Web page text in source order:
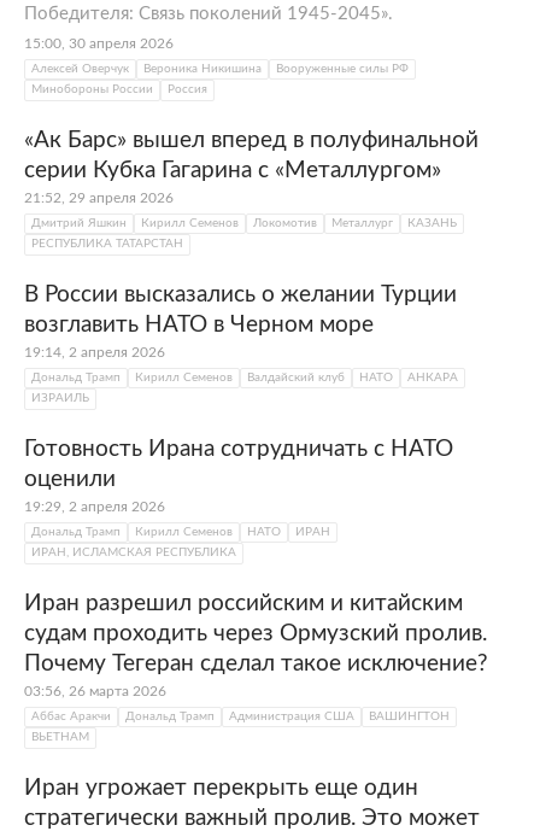
Победителя: Связь поколений 1945-2045».
15:00, 30 апреля 2026
Алексей Оверчук Вероника Никишина
Вооруженные силы РФ
Минобороны России
Россия
«Ак Барс» вышел вперед в полуфинальной
серии Кубка Гагарина с «Металлургом»
21:52, 29 апреля 2026
Дмитрий Яшкин Кирилл Семенов Локомотив Металлург
КАЗАНЬ
РЕСПУБЛИКА ТАТАРСТАН
В России высказались о желании Турции
возглавить НАТО в Черном море
19:14, 2 апреля 2026
Дональд Трамп Кирилл Семенов Валдайский клуб НАТО
АНКАРА
ИЗРАИЛЬ
Готовность Ирана сотрудничать с НАТО
оценили
19:29, 2 апреля 2026
Дональд Трамп Кирилл Семенов НАТО
ИРАН
ИРАН, ИСЛАМСКАЯ РЕСПУБЛИКА
Иран разрешил российским и китайским
судам проходить через Ормузский пролив.
Почему Тегеран сделал такое исключение?
03:56, 26 марта 2026
Аббас Аракчи Дональд Трамп Администрация США
ВАШИНГТОН
ВЬЕТНАМ
Иран угрожает перекрыть еще один
стратегически важный пролив. Это может